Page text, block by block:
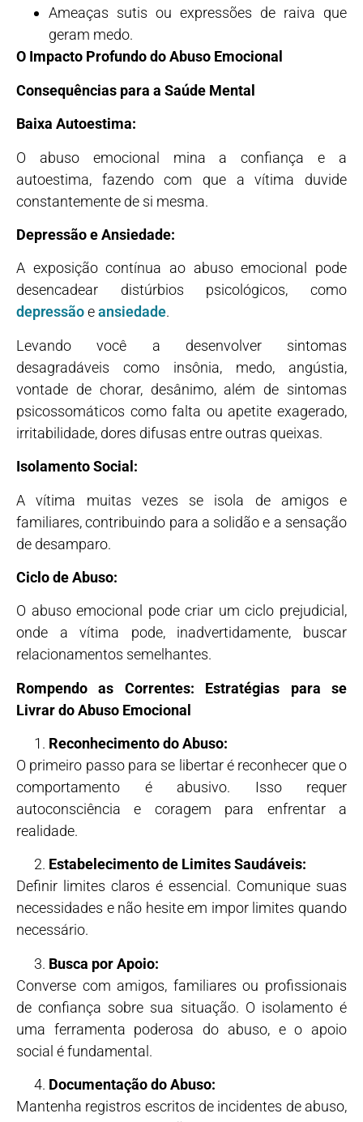
Ameaças sutis ou expressões de raiva que
geram medo.
O Impacto Profundo do Abuso Emocional
Consequências para a Saúde Mental
Baixa Autoestima:
O abuso emocional mina a confiança e a
autoestima, fazendo com que a vítima duvide
constantemente de si mesma.
Depressão e Ansiedade:
A exposição contínua ao abuso emocional pode
desencadear distúrbios psicológicos, como
depressãoeansiedade.
Levando você a desenvolver sintomas
desagradáveis como insônia, medo, angústia,
vontade de chorar, desânimo, além de sintomas
psicossomáticos como falta ou apetite exagerado,
irritabilidade, dores difusas entre outras queixas.
Isolamento Social:
A vítima muitas vezes se isola de amigos e
familiares, contribuindo para a solidão e a sensação
de desamparo.
Ciclo de Abuso:
O abuso emocional pode criar um ciclo prejudicial,
onde a vítima pode, inadvertidamente, buscar
relacionamentos semelhantes.
Rompendo as Correntes: Estratégias para se
Livrar do Abuso Emocional
Reconhecimento do Abuso:
O primeiro passo para se libertar é reconhecer que o
comportamento é abusivo. Isso requer
autoconsciência e coragem para enfrentar a
realidade.
Estabelecimento de Limites Saudáveis:
Definir limites claros é essencial. Comunique suas
necessidades e não hesite em impor limites quando
necessário.
Busca por Apoio:
Converse com amigos, familiares ou profissionais
de confiança sobre sua situação. O isolamento é
uma ferramenta poderosa do abuso, e o apoio
social é fundamental.
Documentação do Abuso:
Mantenha registros escritos de incidentes de abuso,